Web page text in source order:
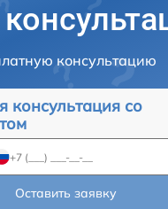
консультацию
консультация со
Оставить заявку